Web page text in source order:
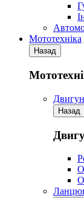
Мототехніка
Назад
Двигун
Назад